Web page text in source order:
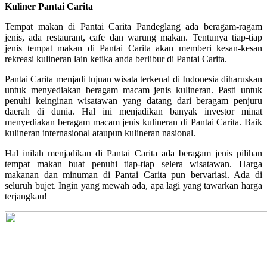
Kuliner Pantai Carita
Tempat makan di Pantai Carita Pandeglang ada beragam-ragam
jenis, ada restaurant, cafe dan warung makan. Tentunya tiap-tiap
jenis tempat makan di Pantai Carita akan memberi kesan-kesan
rekreasi kulineran lain ketika anda berlibur di Pantai Carita.
Pantai Carita menjadi tujuan wisata terkenal di Indonesia diharuskan
untuk menyediakan beragam macam jenis kulineran. Pasti untuk
penuhi keinginan wisatawan yang datang dari beragam penjuru
daerah di dunia. Hal ini menjadikan banyak investor minat
menyediakan beragam macam jenis kulineran di Pantai Carita. Baik
kulineran internasional ataupun kulineran nasional.
Hal inilah menjadikan di Pantai Carita ada beragam jenis pilihan
tempat makan buat penuhi tiap-tiap selera wisatawan. Harga
makanan dan minuman di Pantai Carita pun bervariasi. Ada di
seluruh bujet. Ingin yang mewah ada, apa lagi yang tawarkan harga
terjangkau!